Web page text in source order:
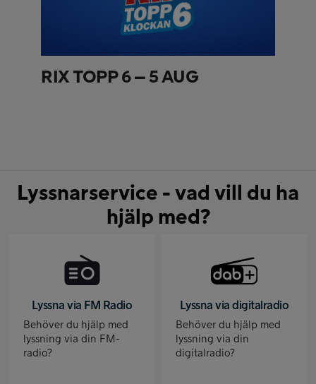
RIX TOPP 6 – 5 AUG
Lyssnarservice - vad vill du ha
hjälp med?
Lyssna via FM Radio
Behöver du hjälp med
lyssning via din FM-
radio?
Lyssna via digitalradio
Behöver du hjälp med
lyssning via din
digitalradio?